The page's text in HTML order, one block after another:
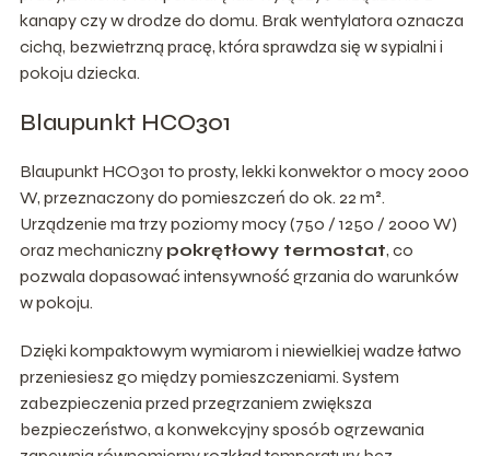
kanapy czy w drodze do domu. Brak wentylatora oznacza
cichą, bezwietrzną pracę, która sprawdza się w sypialni i
pokoju dziecka.
Blaupunkt HCO301
Blaupunkt HCO301 to prosty, lekki konwektor o mocy 2000
W, przeznaczony do pomieszczeń do ok. 22 m².
Urządzenie ma trzy poziomy mocy (750 / 1250 / 2000 W)
oraz mechaniczny pokrętłowy termostat, co
pozwala dopasować intensywność grzania do warunków
w pokoju.
Dzięki kompaktowym wymiarom i niewielkiej wadze łatwo
przeniesiesz go między pomieszczeniami. System
zabezpieczenia przed przegrzaniem zwiększa
bezpieczeństwo, a konwekcyjny sposób ogrzewania